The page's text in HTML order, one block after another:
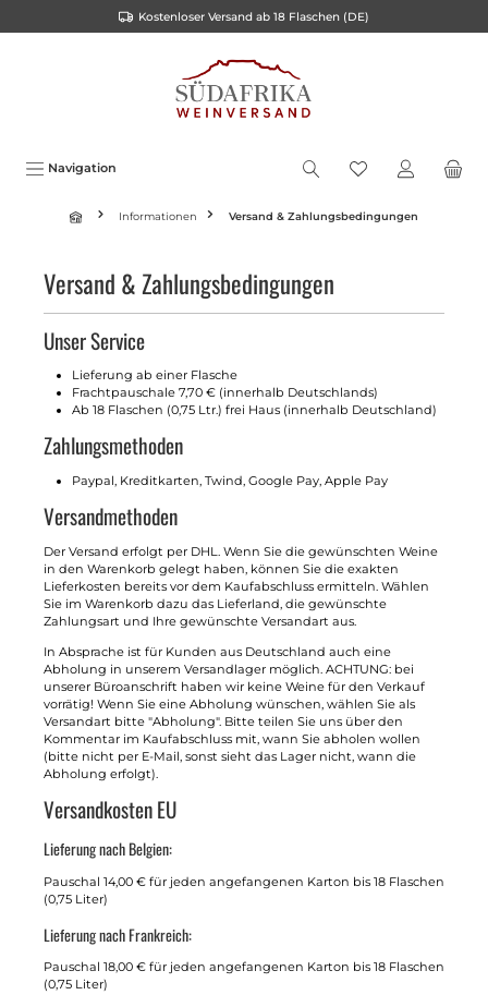
Kostenloser Versand ab 18 Flaschen (DE)
Navigation
Informationen Versand & Zahlungsbedingungen
Versand & Zahlungsbedingungen
Unser Service
Lieferung ab einer Flasche
Frachtpauschale 7,70 € (innerhalb Deutschlands)
Ab 18 Flaschen (0,75 Ltr.) frei Haus (innerhalb Deutschland)
Zahlungsmethoden
Paypal, Kreditkarten, Twind, Google Pay, Apple Pay
Versandmethoden
Der Versand erfolgt per DHL. Wenn Sie die gewünschten Weine
in den Warenkorb gelegt haben, können Sie die exakten
Lieferkosten bereits vor dem Kaufabschluss ermitteln. Wählen
Sie im Warenkorb dazu das Lieferland, die gewünschte
Zahlungsart und Ihre gewünschte Versandart aus.
In Absprache ist für Kunden aus Deutschland auch eine
Abholung in unserem Versandlager möglich. ACHTUNG: bei
unserer Büroanschrift haben wir keine Weine für den Verkauf
vorrätig! Wenn Sie eine Abholung wünschen, wählen Sie als
Versandart bitte "Abholung". Bitte teilen Sie uns über den
Kommentar im Kaufabschluss mit, wann Sie abholen wollen
(bitte nicht per E-Mail, sonst sieht das Lager nicht, wann die
Abholung erfolgt).
Versandkosten EU
Lieferung nach Belgien:
Pauschal 14,00 € für jeden angefangenen Karton bis 18 Flaschen
(0,75 Liter)
Lieferung nach Frankreich:
Pauschal 18,00 € für jeden angefangenen Karton bis 18 Flaschen
(0,75 Liter)